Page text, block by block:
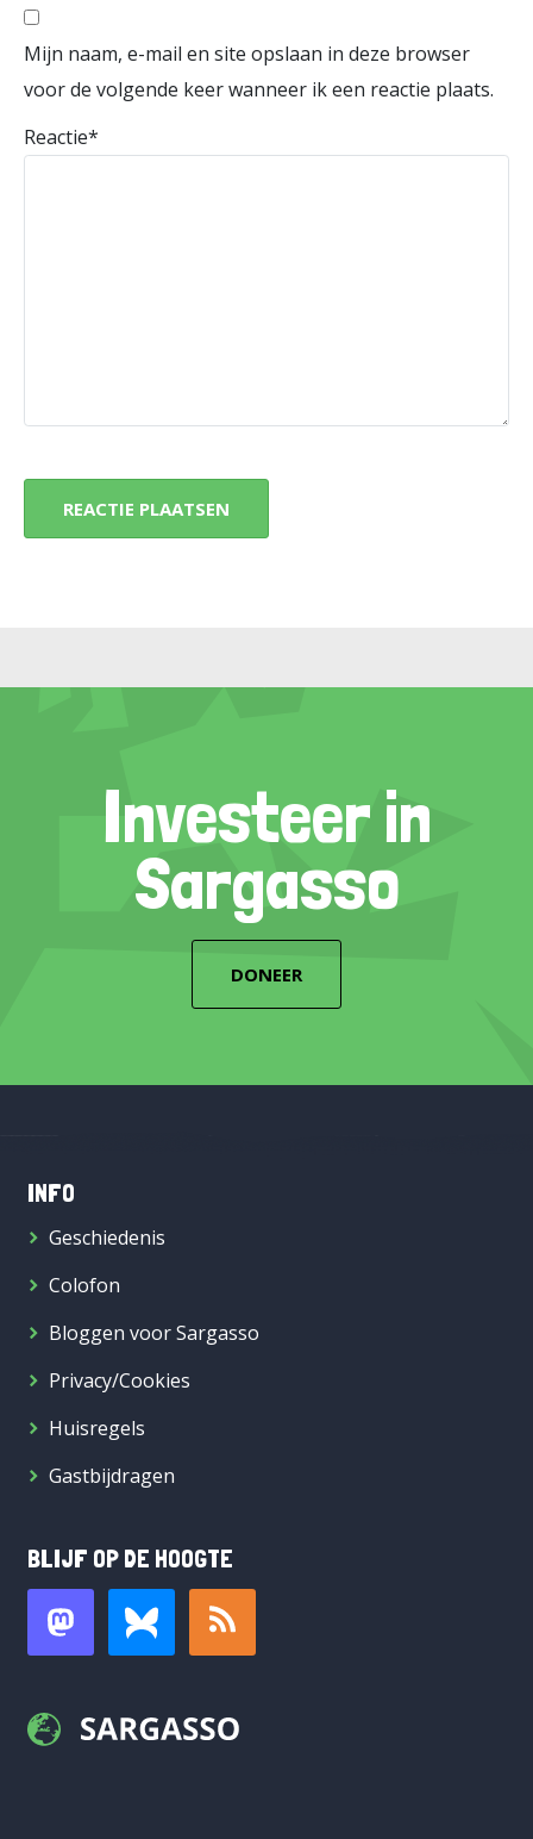
Mijn naam, e-mail en site opslaan in deze browser
voor de volgende keer wanneer ik een reactie plaats.
Reactie*
Investeer in
Sargasso
DONEER
INFO
Geschiedenis
Colofon
Bloggen voor Sargasso
Privacy/Cookies
Huisregels
Gastbijdragen
BLIJF OP DE HOOGTE